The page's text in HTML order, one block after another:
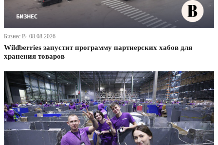
Бизнес В· 08.08.2026
Wildberries запустит программу партнерских хабов для
хранения товаров